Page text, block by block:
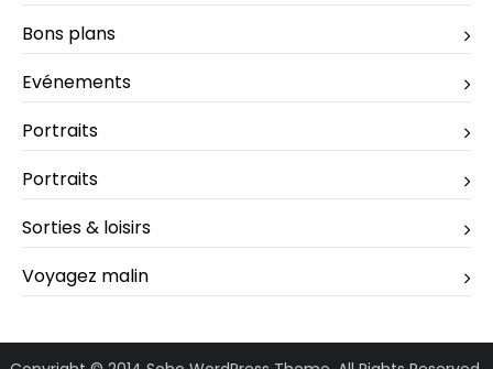
Bons plans
Evénements
Portraits
Portraits
Sorties & loisirs
Voyagez malin